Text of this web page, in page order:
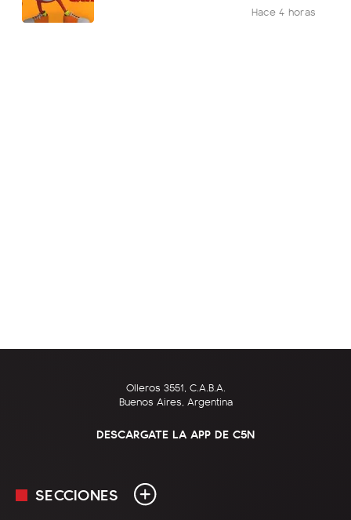
Hace 4 horas
Olleros 3551, C.A.B.A.
Buenos Aires, Argentina
DESCARGATE LA APP DE C5N
SECCIONES